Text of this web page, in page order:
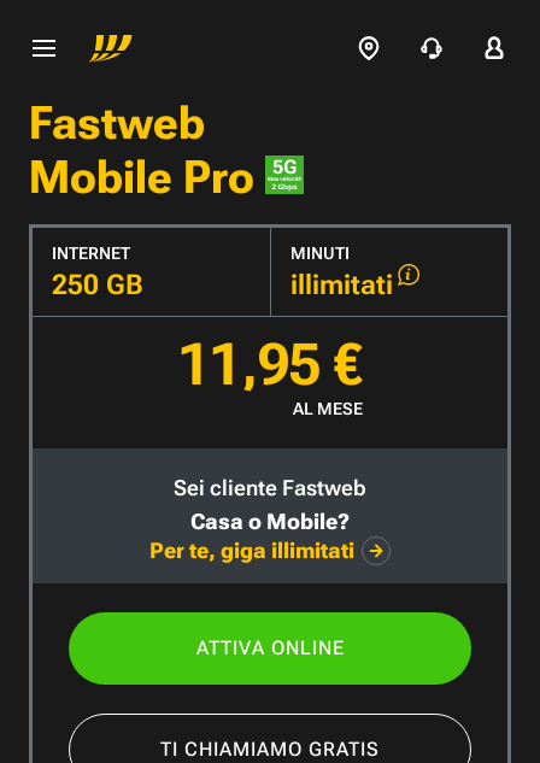
Fastweb
Mobile Pro
INTERNET
250 GB
MINUTI
illimitati
11,95 €
AL MESE
Sei cliente Fastweb
Casa o Mobile?
Per te, giga illimitati
ATTIVA ONLINE
TI CHIAMIAMO GRATIS